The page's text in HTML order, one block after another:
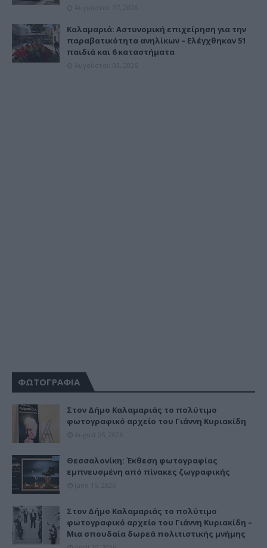
Καλαμαριά: Αστυνομική επιχείρηση για την
παραβατικότητα ανηλίκων – Ελέγχθηκαν 51
παιδιά και 6 καταστήματα
ΦΩΤΟΓΡΑΦΙΑ
Στον Δήμο Καλαμαριάς το πολύτιμο
φωτογραφικό αρχείο του Γιάννη Κυριακίδη
Θεσσαλονίκη: Έκθεση φωτογραφίας
εμπνευσμένη από πίνακες ζωγραφικής
Στον Δήμο Καλαμαριάς το πολύτιμο
φωτογραφικό αρχείο του Γιάννη Κυριακίδη –
Μια σπουδαία δωρεά πολιτιστικής μνήμης